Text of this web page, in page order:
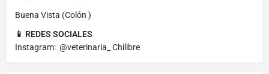
Buena Vista (Colón )
📱 REDES SOCIALES
Instagram: @veterinaria_ Chilibre